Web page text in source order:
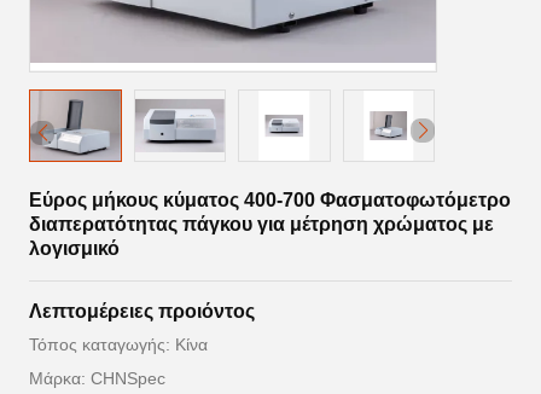
Εύρος μήκους κύματος 400-700 Φασματοφωτόμετρο
διαπερατότητας πάγκου για μέτρηση χρώματος με
λογισμικό
Λεπτομέρειες προιόντος
Τόπος καταγωγής: Κίνα
Μάρκα: CHNSpec